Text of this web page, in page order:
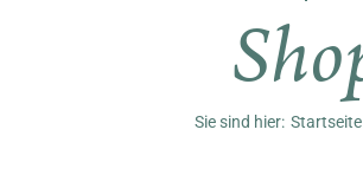
Sie sind hier: Startseite